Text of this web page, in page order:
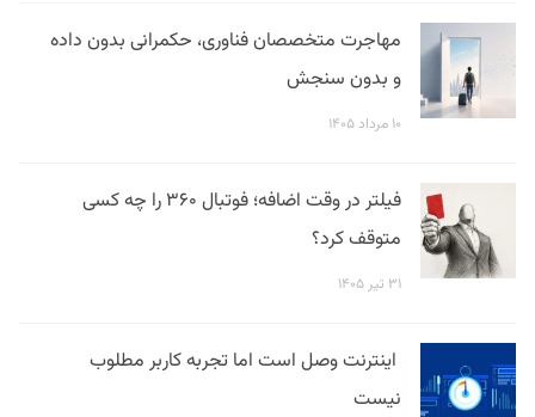
مهاجرت متخصصان فناوری، حکمرانی بدون داده
و بدون سنجش
۱۰ مرداد ۱۴۰۵
فیلتر در وقت اضافه؛ فوتبال ۳۶۰ را چه کسی
متوقف کرد؟
۳۱ تیر ۱۴۰۵
اینترنت وصل است اما تجربه کاربر مطلوب
نیست